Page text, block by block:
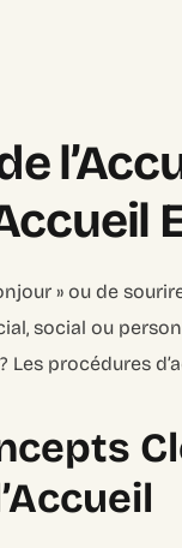
» ou de
social ou
procédures